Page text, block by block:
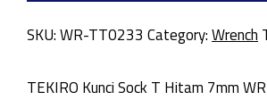
SKU:WR-TT0233 Category:Wrench
TEKIRO Kunci Sock T Hitam 7mm